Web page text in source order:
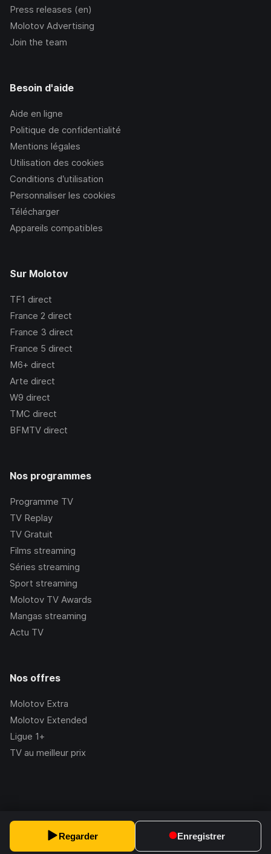
Regarder Enregistrer
Press releases (en)
Molotov Advertising
Join the team
Besoin d'aide
Aide en ligne
Politique de confidentialité
Mentions légales
Utilisation des cookies
Conditions d’utilisation
Personnaliser les cookies
Télécharger
Appareils compatibles
Sur Molotov
TF1 direct
France 2 direct
France 3 direct
France 5 direct
M6+ direct
Arte direct
W9 direct
TMC direct
BFMTV direct
Nos programmes
Programme TV
TV Replay
TV Gratuit
Films streaming
Séries streaming
Sport streaming
Molotov TV Awards
Mangas streaming
Actu TV
Nos offres
Molotov Extra
Molotov Extended
Ligue 1+
TV au meilleur prix
2.228.1